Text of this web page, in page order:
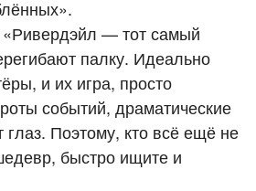
— тот самый
палку. Идеально
и их игра, просто
событий, драматические
Поэтому, кто всё ещё не
быстро ищите и